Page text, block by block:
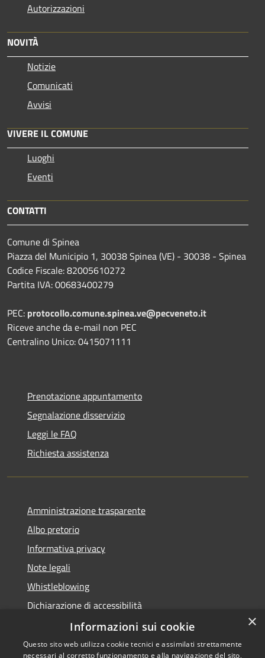
Autorizzazioni
NOVITÀ
Notizie
Comunicati
Avvisi
VIVERE IL COMUNE
Luoghi
Eventi
CONTATTI
Comune di Spinea
Piazza del Municipio 1, 30038 Spinea (VE) - 30038 - Spinea
Codice Fiscale: 82005610272
Partita IVA: 00683400279
PEC: protocollo.comune.spinea.ve@pecveneto.it
Riceve anche da e-mail non PEC
Centralino Unico: 0415071111
Prenotazione appuntamento
Segnalazione disservizio
Leggi le FAQ
Richiesta assistenza
Amministrazione trasparente
Albo pretorio
Informativa privacy
Note legali
Whistleblowing
Dichiarazione di accessibilità
Obiettivi di accessibilità
×
Informazioni sui cookie
Questo sito web utilizza cookie tecnici e assimilati strettamente
necessari al corretto funzionamento e alla navigazione del sito,